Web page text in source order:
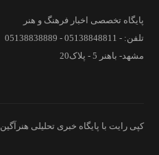
پایگاه تخصصی اخبار فرهنگ و هنر
تلفن: - 05138848811 - 05138838889
مشهد- باهنر 5 - پلاک20
کپی رایت با پایگاه خبری تحلیلی هنرآگین